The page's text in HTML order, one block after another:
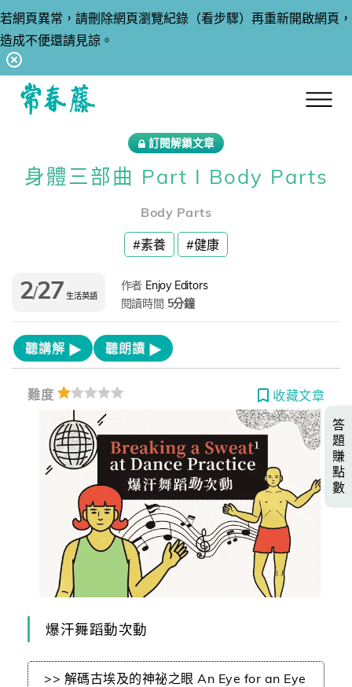
若網頁異常，請刪除網頁瀏覽紀錄（看步驟）再重新開啟網頁，
造成不便還請見諒。
訂閱解鎖文章
身體三部曲 Part I Body Parts
Body Parts
#素養 #健康
2/27 生活英語
作者 Enjoy Editors
閱讀時間 5分鐘
聽講解 聽朗讀
難度 收藏文章
爆汗舞蹈動次動
>> 解碼古埃及的神祕之眼 An Eye for an Eye
答
題
賺
點
數